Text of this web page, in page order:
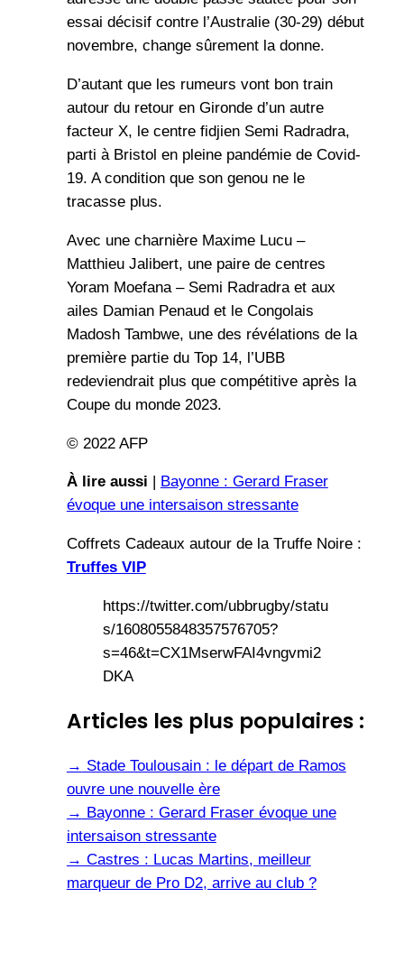
essai décisif contre l’Australie (30-29) début
novembre, change sûrement la donne.
D’autant que les rumeurs vont bon train
autour du retour en Gironde d’un autre
facteur X, le centre fidjien Semi Radradra,
parti à Bristol en pleine pandémie de Covid-
19. A condition que son genou ne le
tracasse plus.
Avec une charnière Maxime Lucu –
Matthieu Jalibert, une paire de centres
Yoram Moefana – Semi Radradra et aux
ailes Damian Penaud et le Congolais
Madosh Tambwe, une des révélations de la
première partie du Top 14, l’UBB
redeviendrait plus que compétitive après la
Coupe du monde 2023.
© 2022 AFP
À lire aussi
Bayonne : Gerard Fraser
évoque une intersaison stressante
Coffrets Cadeaux autour de la Truffe Noire :
Truffes VIP
https://twitter.com/ubbrugby/statu
s/1608055848357576705?
s=46&t=CX1MserwFAI4vngvmi2
DKA
Articles les plus populaires :
→ Stade Toulousain : le départ de Ramos
ouvre une nouvelle ère
→ Bayonne : Gerard Fraser évoque une
intersaison stressante
→ Castres : Lucas Martins, meilleur
marqueur de Pro D2, arrive au club ?